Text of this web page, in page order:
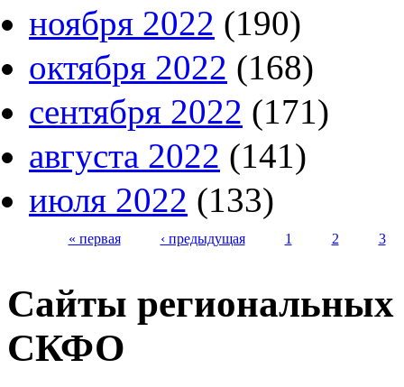
ноября 2022 (190)
октября 2022 (168)
сентября 2022 (171)
августа 2022 (141)
июля 2022 (133)
« первая ‹ предыдущая 1 2 3
Сайты
СКФО